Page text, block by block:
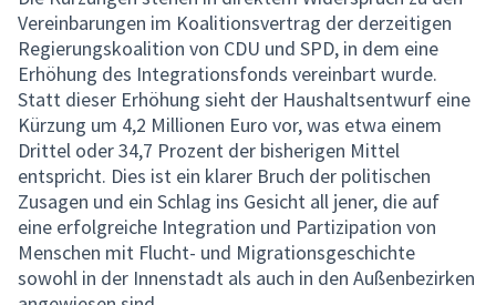
Vereinbarungen im Koalitionsvertrag der derzeitigen
Regierungskoalition von CDU und SPD, in dem eine
Erhöhung des Integrationsfonds vereinbart wurde.
Statt dieser Erhöhung sieht der Haushaltsentwurf eine
Kürzung um 4,2 Millionen Euro vor, was etwa einem
Drittel oder 34,7 Prozent der bisherigen Mittel
entspricht. Dies ist ein klarer Bruch der politischen
Zusagen und ein Schlag ins Gesicht all jener, die auf
eine erfolgreiche Integration und Partizipation von
Menschen mit Flucht- und Migrationsgeschichte
sowohl in der Innenstadt als auch in den Außenbezirken